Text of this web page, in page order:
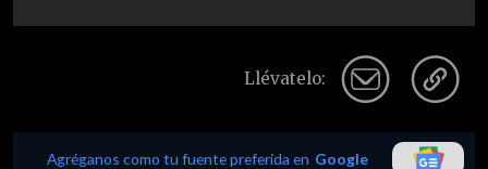
Llévatelo:
Agréganos como tu fuente preferida en Google